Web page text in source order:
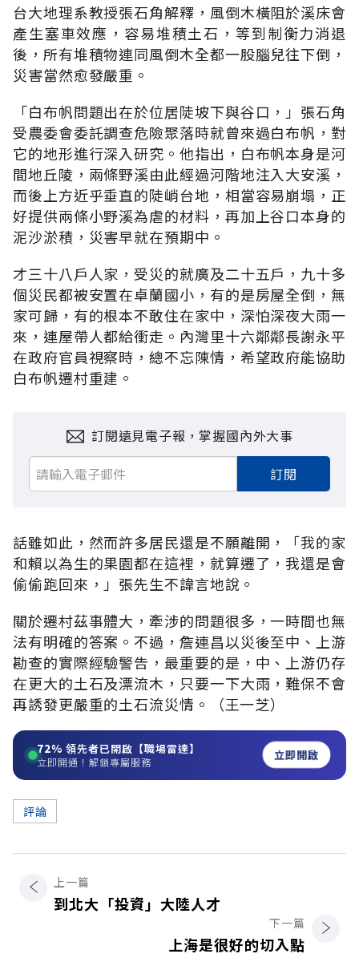
台大地理系教授張石角解釋，風倒木橫阻於溪床會
產生塞車效應，容易堆積土石，等到制衡力消退
後，所有堆積物連同風倒木全都一股腦兒往下倒，
災害當然愈發嚴重。
「白布帆問題出在於位居陡坡下與谷口，」張石角
受農委會委託調查危險聚落時就曾來過白布帆，對
它的地形進行深入研究。他指出，白布帆本身是河
間地丘陵，兩條野溪由此經過河階地注入大安溪，
而後上方近乎垂直的陡峭台地，相當容易崩塌，正
好提供兩條小野溪為虐的材料，再加上谷口本身的
泥沙淤積，災害早就在預期中。
才三十八戶人家，受災的就廣及二十五戶，九十多
個災民都被安置在卓蘭國小，有的是房屋全倒，無
家可歸，有的根本不敢住在家中，深怕深夜大雨一
來，連屋帶人都給衝走。內灣里十六鄰鄰長謝永平
在政府官員視察時，總不忘陳情，希望政府能協助
白布帆遷村重建。
訂閱遠見電子報，掌握國內外大事
訂閱
話雖如此，然而許多居民還是不願離開，「我的家
和賴以為生的果園都在這裡，就算遷了，我還是會
偷偷跑回來，」張先生不諱言地說。
關於遷村茲事體大，牽涉的問題很多，一時間也無
法有明確的答案。不過，詹連昌以災後至中、上游
勘查的實際經驗警告，最重要的是，中、上游仍存
在更大的土石及漂流木，只要一下大雨，難保不會
再誘發更嚴重的土石流災情。（王一芝）
72% 領先者已開啟【職場雷達】
立即開通！解鎖專屬服務 立即開啟
評論
上一篇
到北大「投資」大陸人才
下一篇
上海是很好的切入點